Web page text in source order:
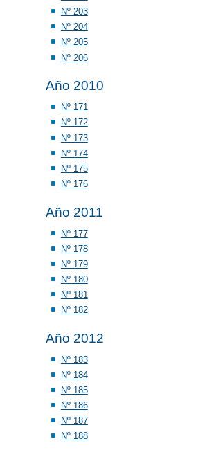
Nº 203
Nº 204
Nº 205
Nº 206
Año 2010
Nº 171
Nº 172
Nº 173
Nº 174
Nº 175
Nº 176
Año 2011
Nº 177
Nº 178
Nº 179
Nº 180
Nº 181
Nº 182
Año 2012
Nº 183
Nº 184
Nº 185
Nº 186
Nº 187
Nº 188